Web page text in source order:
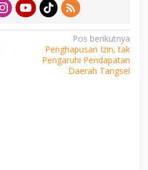
Pos berikutnya
Penghapusan Izin, tak
Pengaruhi Pendapatan
Daerah Tangsel